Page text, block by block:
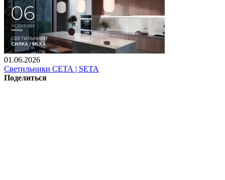
01.06.2026
Светильники СЕТА | SETA
Поделиться